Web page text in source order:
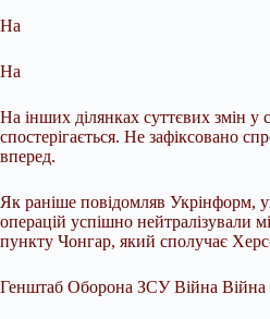
На
На
На інших ділянках суттєвих змін у
спостерігається. Не зафіксовано
вперед.
Як раніше повідомляв Укрінформ,
операцій успішно нейтралізували
пункту Чонгар, який сполучає
Генштаб Оборона ЗСУ Війна Війна